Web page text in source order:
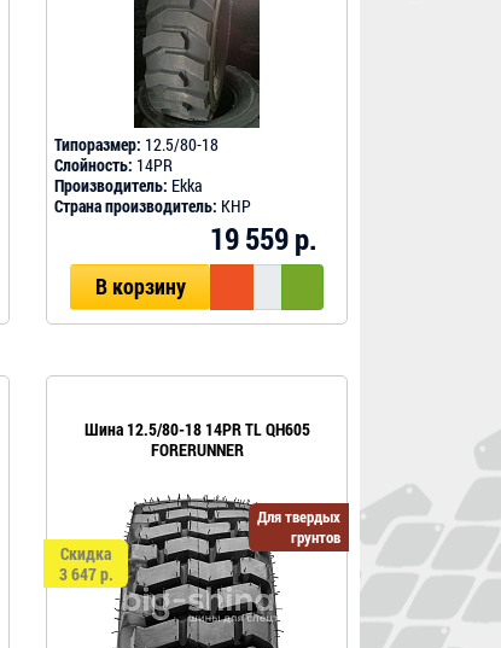
Типоразмер: 12.5/80-18
Слойность: 14PR
Производитель: Ekka
Страна производитель: КНР
19 559 р.
В корзину
Шина 12.5/80-18 14PR TL QH605
FORERUNNER
Для твердых
грунтов
Скидка
3 647 р.